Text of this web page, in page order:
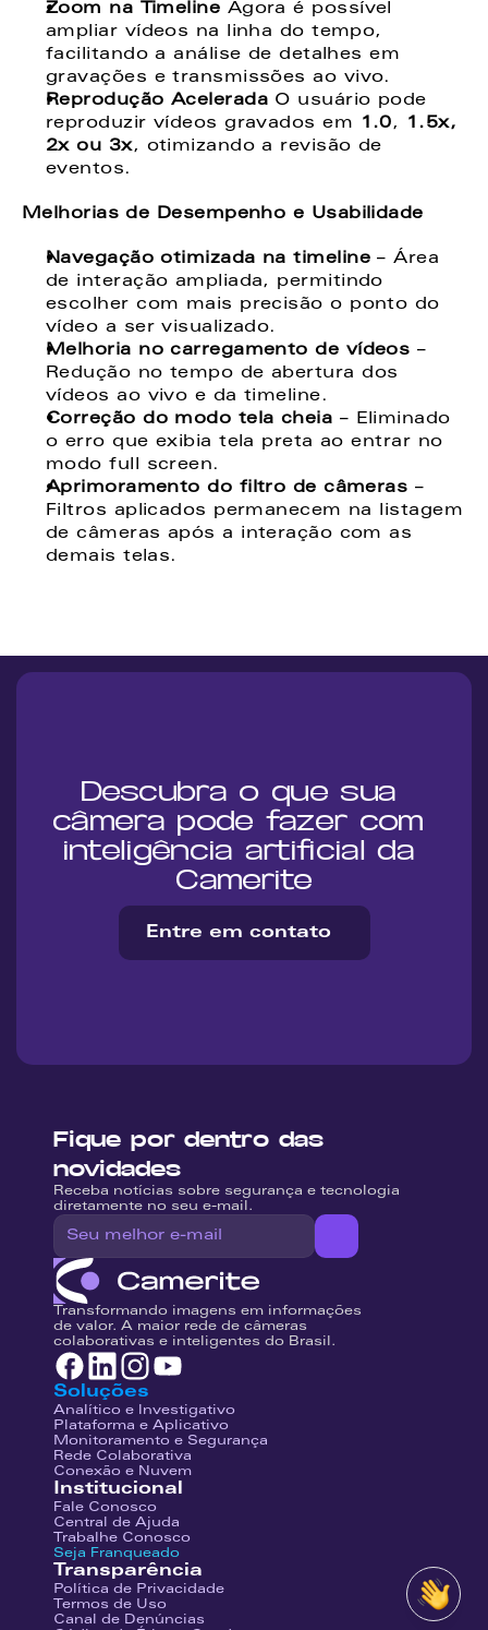
Zoom na Timeline Agora é possível
ampliar vídeos na linha do tempo,
facilitando a análise de detalhes em
gravações e transmissões ao vivo.
Reprodução Acelerada O usuário pode
reproduzir vídeos gravados em
1.0,
1.5x,
2x ou 3x, otimizando a revisão de
eventos.
Melhorias de Desempenho e Usabilidade
Navegação otimizada na timeline – Área
de interação ampliada, permitindo
escolher com mais precisão o ponto do
vídeo a ser visualizado.
Melhoria no carregamento de vídeos –
Redução no tempo de abertura dos
vídeos ao vivo e da timeline.
Correção do modo tela cheia – Eliminado
o erro que exibia tela preta ao entrar no
modo full screen.
Aprimoramento do filtro de câmeras –
Filtros aplicados permanecem na listagem
de câmeras após a interação com as
demais telas.
Descubra o que sua
câmera pode fazer com
inteligência artificial da
Camerite
Entre em contato
Fique por dentro das
novidades
Receba notícias sobre segurança e tecnologia
diretamente no seu e-mail.
Transformando imagens em informações
de valor. A maior rede de câmeras
colaborativas e inteligentes do Brasil.
Soluções
Analítico e Investigativo
Plataforma e Aplicativo
Monitoramento e Segurança
Rede Colaborativa
Conexão e Nuvem
Institucional
Fale Conosco
Central de Ajuda
Trabalhe Conosco
Seja Franqueado
Transparência
Política de Privacidade
Termos de Uso
Canal de Denúncias